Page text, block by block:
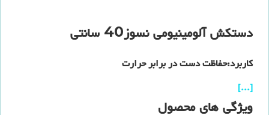
دستکش آلومینیومی نسوز40 سانتی
کاربرد:حفاظت دست در برابر حرارت
[...]
ویژگی های محصول